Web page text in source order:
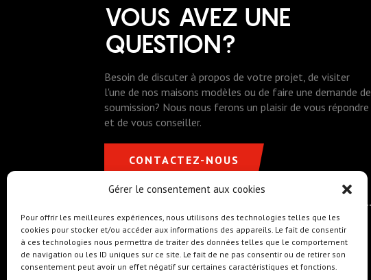
Gérer le consentement aux cookies
Pour offrir les meilleures expériences, nous utilisons des technologies telles que les
cookies pour stocker et/ou accéder aux informations des appareils. Le fait de consentir
à ces technologies nous permettra de traiter des données telles que le comportement
de navigation ou les ID uniques sur ce site. Le fait de ne pas consentir ou de retirer son
consentement peut avoir un effet négatif sur certaines caractéristiques et fonctions.
VOUS AVEZ UNE
QUESTION?
Besoin de discuter à propos de votre projet, de visiter
l'une de nos maisons modèles ou de faire une demande de
soumission? Nous nous ferons un plaisir de vous répondre
et de vous conseiller.
CONTACTEZ-NOUS
Cell. : 418 473-6838info@rochetteconstruction.com
RBQ # 5603-5918-01